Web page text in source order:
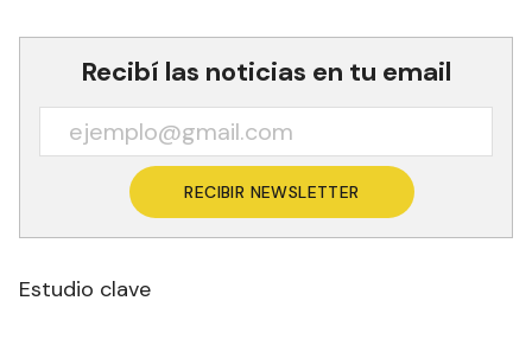
Recibí las noticias en tu email
RECIBIR NEWSLETTER
Estudio clave